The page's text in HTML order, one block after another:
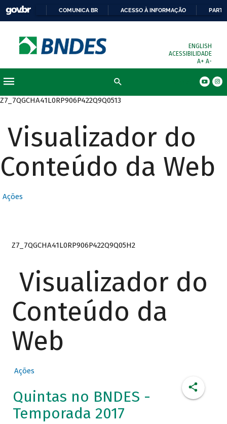
COMUNICA BR ACESSO À INFORMAÇÃO
ENGLISH
ACESSIBILIDADE
A+ A-
Z7_7QGCHA41L0RP906P422Q9Q0513
Visualizador do
Conteúdo da Web
Ações
Z7_7QGCHA41L0RP906P422Q9Q05H2
Visualizador do
Conteúdo da
Web
Ações
Quintas no BNDES -
Temporada 2017